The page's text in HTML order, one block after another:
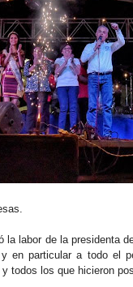
la labor de la presidenta
en particular a todo el
todos los que hicieron